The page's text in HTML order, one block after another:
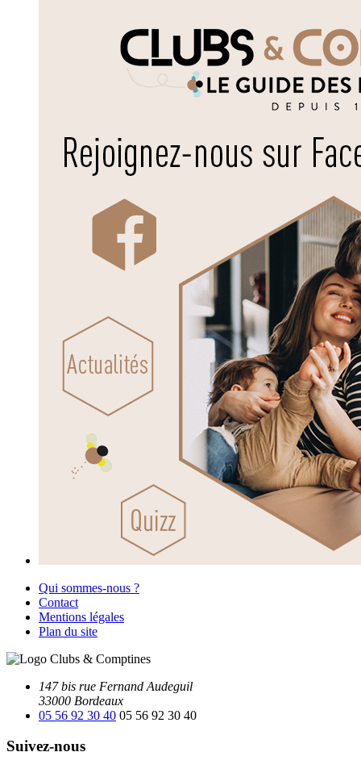
Qui sommes-nous ?
Contact
Mentions légales
Plan du site
147 bis rue Fernand Audeguil
33000 Bordeaux
05 56 92 30 40 05 56 92 30 40
Suivez-nous